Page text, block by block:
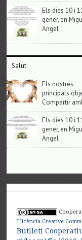
Els dies 10 i
gener, en
Angel
Salut
Els nostres
principals
Compartir
Els dies 10 i
gener, en
Angel
Llicència Creative
Butlletí